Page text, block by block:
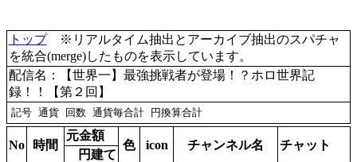
トップ※リアルタイム抽出とアーカイブ抽出のスパチャ
を統合(merge)したものを表示しています。
配信名：【世界一】最強挑戦者が登場！？ホロ世界記
録！！【第２回】
記号 通貨 回数 通貨毎合計 円換算合計
No 時間
元金額
色 icon チャンネル名 チャット
円建て